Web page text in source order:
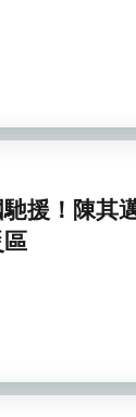
援！陳其